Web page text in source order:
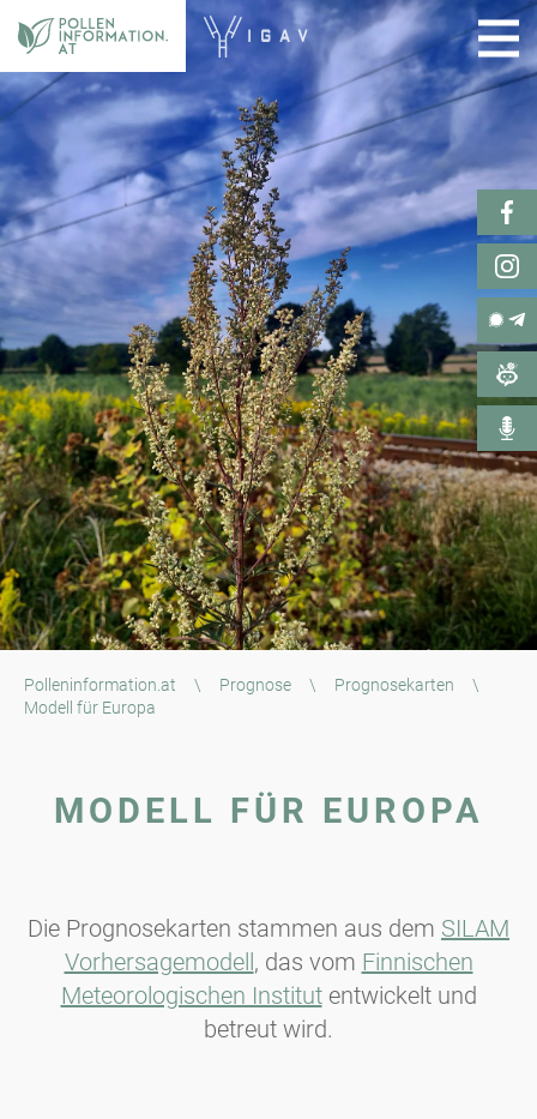
Polleninformation.at \ Prognose \ Prognosekarten
\
Modell für Europa
MODELL FÜR EUROPA
Die Prognosekarten stammen aus dem SILAM
Vorhersagemodell, das vom Finnischen
Meteorologischen Institutentwickelt und
betreut wird.